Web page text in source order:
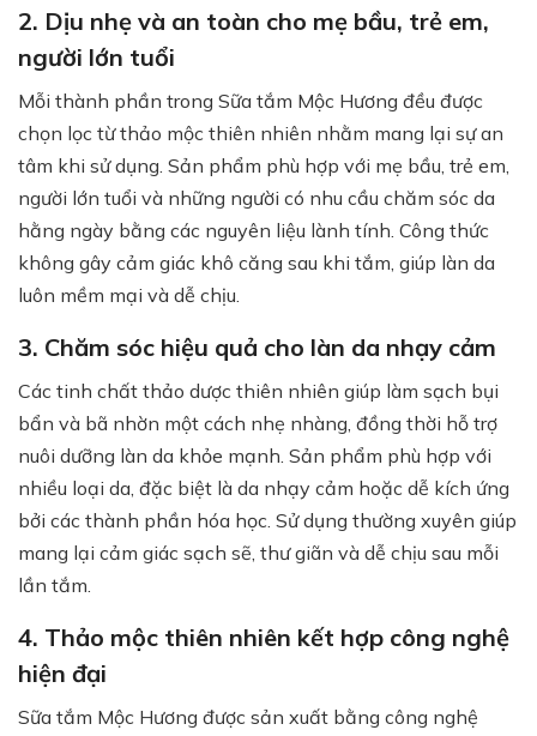
2. Dịu nhẹ và an toàn cho mẹ bầu, trẻ em,
người lớn tuổi
Mỗi thành phần trong Sữa tắm Mộc Hương đều được
chọn lọc từ thảo mộc thiên nhiên nhằm mang lại sự an
tâm khi sử dụng. Sản phẩm phù hợp với mẹ bầu, trẻ em,
người lớn tuổi và những người có nhu cầu chăm sóc da
hằng ngày bằng các nguyên liệu lành tính. Công thức
không gây cảm giác khô căng sau khi tắm, giúp làn da
luôn mềm mại và dễ chịu.
3. Chăm sóc hiệu quả cho làn da nhạy cảm
Các tinh chất thảo dược thiên nhiên giúp làm sạch bụi
bẩn và bã nhờn một cách nhẹ nhàng, đồng thời hỗ trợ
nuôi dưỡng làn da khỏe mạnh. Sản phẩm phù hợp với
nhiều loại da, đặc biệt là da nhạy cảm hoặc dễ kích ứng
bởi các thành phần hóa học. Sử dụng thường xuyên giúp
mang lại cảm giác sạch sẽ, thư giãn và dễ chịu sau mỗi
lần tắm.
4. Thảo mộc thiên nhiên kết hợp công nghệ
hiện đại
Sữa tắm Mộc Hương được sản xuất bằng công nghệ